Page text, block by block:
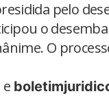
pelo
o
O
e